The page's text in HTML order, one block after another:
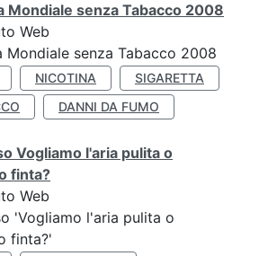
Mondiale senza Tabacco 2008
Web
Mondiale senza Tabacco 2008
NICOTINA
SIGARETTA
DANNI DA FUMO
Vogliamo l'aria pulita o
finta?
Web
'Vogliamo l'aria pulita o
finta?'